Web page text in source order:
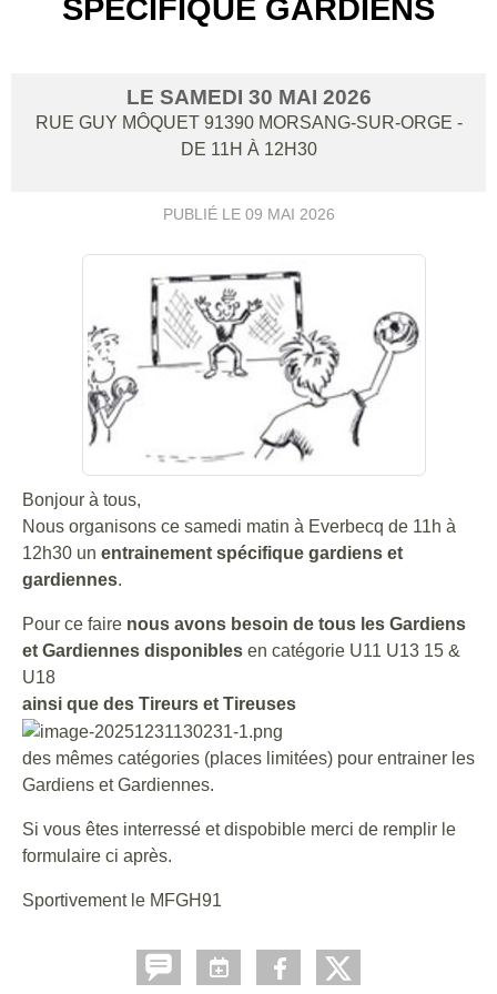
SPÉCIFIQUE GARDIENS
LE SAMEDI 30 MAI 2026
RUE GUY MÔQUET 91390 MORSANG-SUR-ORGE -
DE 11H À 12H30
PUBLIÉ LE 09 MAI 2026
Bonjour à tous,
Nous organisons ce samedi matin à Everbecq de 11h à
12h30 un entrainement spécifique gardiens et
gardiennes.
Pour ce faire nous avons besoin de tous les Gardiens
et Gardiennes disponibles en catégorie U11 U13 15 &
U18
ainsi que des Tireurs et Tireuses
des mêmes catégories (places limitées) pour entrainer les
Gardiens et Gardiennes.
Si vous êtes interressé et dispobible merci de remplir le
formulaire ci après.
Sportivement le MFGH91